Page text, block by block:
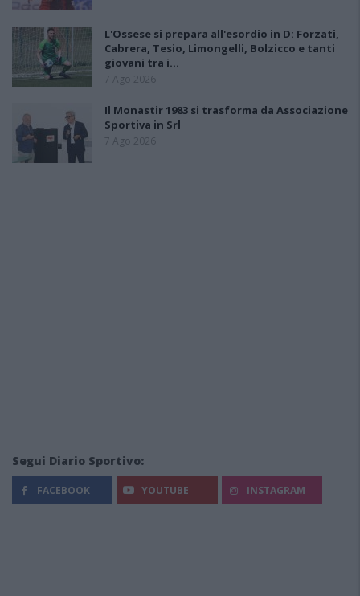
L'Ossese si prepara all'esordio in D: Forzati,
Cabrera, Tesio, Limongelli, Bolzicco e tanti
giovani tra i…
7 Ago 2026
Il Monastir 1983 si trasforma da Associazione
Sportiva in Srl
7 Ago 2026
Segui Diario Sportivo:
FACEBOOK YOUTUBE INSTAGRAM